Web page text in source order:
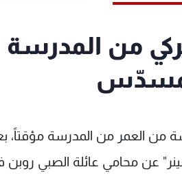
من المدرسة
العمر من المدرسة مؤقتاً،
عن محامي عائلة الصبي روبن